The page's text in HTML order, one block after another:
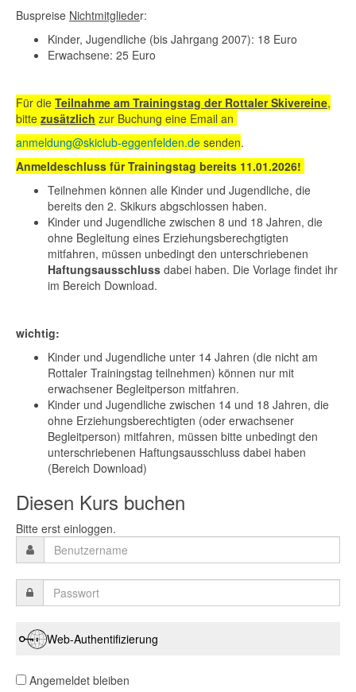
Buspreise Nichtmitglieder:
Kinder, Jugendliche (bis Jahrgang 2007): 18 Euro
Erwachsene: 25 Euro
Für die Teilnahme am Trainingstag der Rottaler Skivereine,
bitte zusätzlich zur Buchung eine Email an
anmeldung@skiclub-eggenfelden.de senden.
Anmeldeschluss für Trainingstag bereits 11.01.2026!
Teilnehmen können alle Kinder und Jugendliche, die
bereits den 2. Skikurs abgschlossen haben.
Kinder und Jugendliche zwischen 8 und 18 Jahren, die
ohne Begleitung eines Erziehungsberechgtigten
mitfahren, müssen unbedingt den unterschriebenen
Haftungsausschluss dabei haben. Die Vorlage findet ihr
im Bereich Download.
wichtig:
Kinder und Jugendliche unter 14 Jahren (die nicht am
Rottaler Trainingstag teilnehmen) können nur mit
erwachsener Begleitperson mitfahren.
Kinder und Jugendliche zwischen 14 und 18 Jahren, die
ohne Erziehungsberechtigten (oder erwachsener
Begleitperson) mitfahren, müssen bitte unbedingt den
unterschriebenen Haftungsausschluss dabei haben
(Bereich Download)
Diesen Kurs buchen
Bitte erst einloggen.
Web-Authentifizierung
Angemeldet bleiben